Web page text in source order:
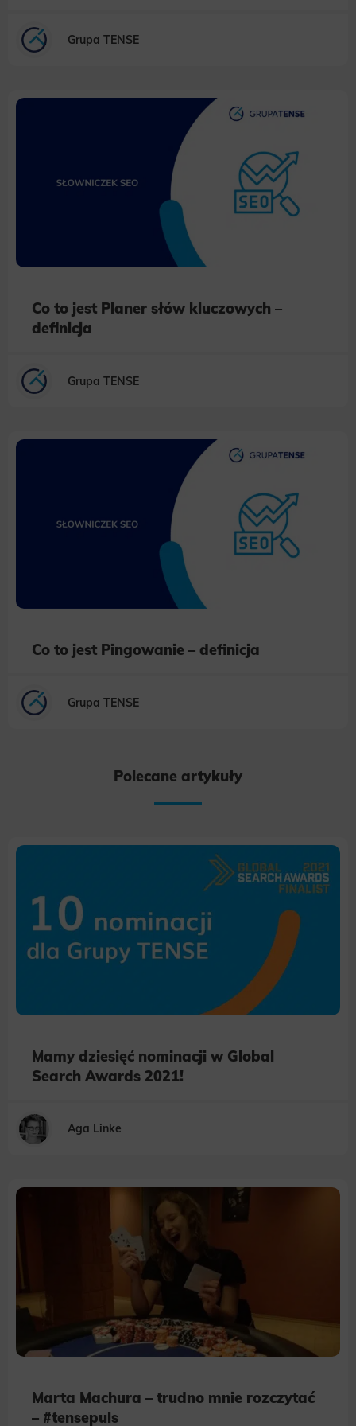
Grupa TENSE
Co to jest Planer słów kluczowych –
definicja
Grupa TENSE
Co to jest Pingowanie – definicja
Grupa TENSE
Polecane artykuły
Mamy dziesięć nominacji w Global
Search Awards 2021!
Aga Linke
Marta Machura – trudno mnie rozczytać
– #tensepuls